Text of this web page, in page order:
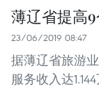
薄辽省提高
23/06/2019 08:47
据薄辽省旅游
服务收入达